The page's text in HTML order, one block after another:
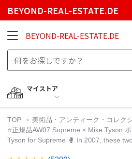
BEYOND-REAL-ESTATE.DE
BEYOND-REAL-ESTATE.DE
マイストア
TOP 美術品・アンティーク・コレク
⭐️正規品AW07 Supreme × Mike Tyson
Tyson for Supreme 🥊 In 2007, these